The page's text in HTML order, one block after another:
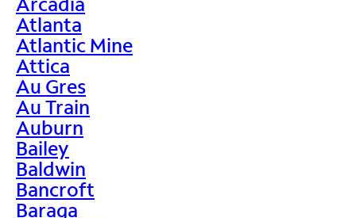
Atlanta
Atlantic Mine
Attica
Au Gres
Au Train
Auburn
Bailey
Baldwin
Bancroft
Baraga